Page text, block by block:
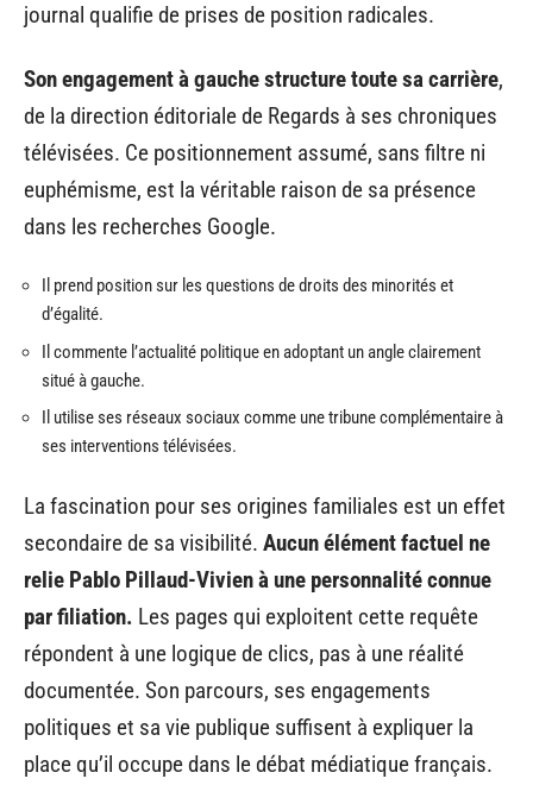
journal qualifie de prises de position radicales.
Son engagement à gauche structure toute sa carrière,
de la direction éditoriale de Regards à ses chroniques
télévisées. Ce positionnement assumé, sans filtre ni
euphémisme, est la véritable raison de sa présence
dans les recherches Google.
Il prend position sur les questions de droits des minorités et
d’égalité.
Il commente l’actualité politique en adoptant un angle clairement
situé à gauche.
Il utilise ses réseaux sociaux comme une tribune complémentaire à
ses interventions télévisées.
La fascination pour ses origines familiales est un effet
secondaire de sa visibilité. Aucun élément factuel ne
relie Pablo Pillaud-Vivien à une personnalité connue
par filiation. Les pages qui exploitent cette requête
répondent à une logique de clics, pas à une réalité
documentée. Son parcours, ses engagements
politiques et sa vie publique suffisent à expliquer la
place qu’il occupe dans le débat médiatique français.